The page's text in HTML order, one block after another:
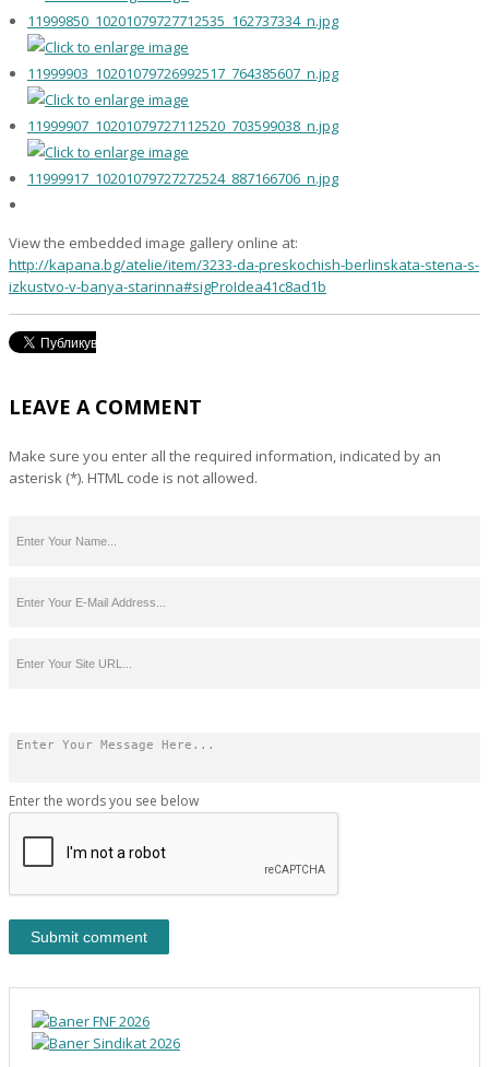
View the embedded image gallery online at:
http://kapana.bg/atelie/item/3233-da-preskochish-berlinskata-stena-s-
izkustvo-v-banya-starinna#sigProIdea41c8ad1b
LEAVE A COMMENT
Make sure you enter all the required information, indicated by an
asterisk (*). HTML code is not allowed.
Enter the words you see below